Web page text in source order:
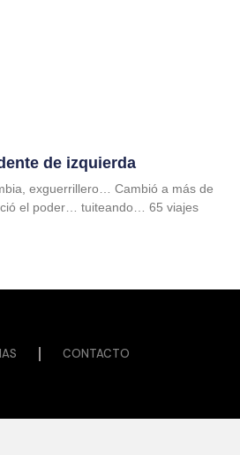
de izquierda
exguerrillero… Cambió a más de
el poder… tuiteando… 65 viajes
CONTACTO